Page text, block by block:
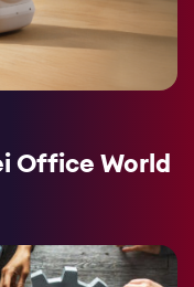
Office World